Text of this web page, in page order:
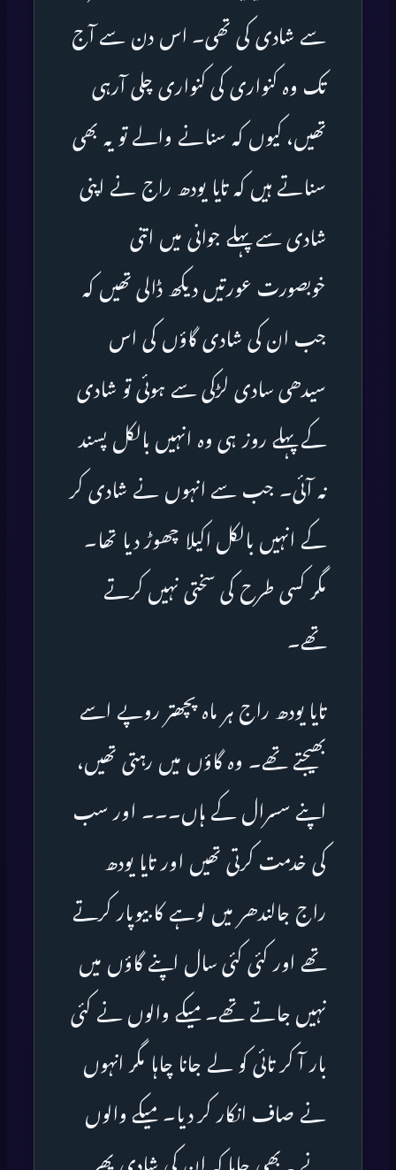
سے شادی کی تھی۔ اس دن سے آج
تک وہ کنواری کی کنواری چلی آرہی
تھیں، کیوں کہ سنانے والے تو یہ بھی
سناتے ہیں کہ تایا یودھ راج نے اپنی
شادی سے پہلے جوانی میں اتنی
خوبصورت عورتیں دیکھ ڈالی تھیں کہ
جب ان کی شادی گاؤں کی اس
سیدھی سادی لڑکی سے ہوئی تو شادی
کے پہلے روز ہی وہ انہیں بالکل پسند
نہ آئی۔ جب سے انہوں نے شادی کر
کے انہیں بالکل اکیلا چھوڑ دیا تھا۔
مگر کسی طرح کی سختی نہیں کرتے
تھے۔
تایا یودھ راج ہر ماہ پچھتر روپے اسے
بھیجتے تھے۔ وہ گاؤں میں رہتی تھیں،
اپنے سسرال کے ہاں۔۔۔ اور سب
کی خدمت کرتی تھیں اور تایا یودھ
راج جالندھر میں لوہے کا بیوپار کرتے
تھے اور کئی کئی سال اپنے گاؤں میں
نہیں جاتے تھے۔ میکے والوں نے کئی
بار آ کر تائی کو لے جانا چاہا مگر انہوں
نے صاف انکار کر دیا۔ میکے والوں